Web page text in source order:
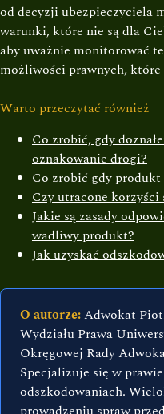
od decyzji ubezpieczyciela
warunki, które nie są dla
aby uważnie monitorować
możliwości prawnych,
Warto przeczytać również
Co zrobić, gdy
oznakowanie drogi?
Co zrobić gdy
Czy utracone korzyści
Jakie są zasady
wadliwy produkt?
Jak uzyskać
O autorze:Adwokat
Wydziału Prawa
Okręgowej Rady
Specjalizuje się w
odszkodowaniach.